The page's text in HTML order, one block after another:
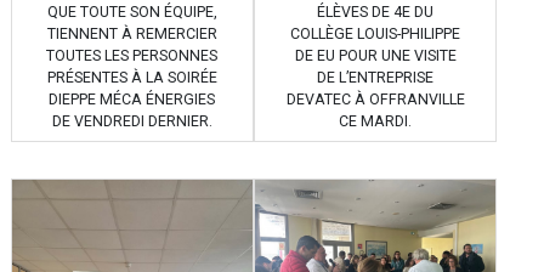
QUE TOUTE SON ÉQUIPE,
TIENNENT À REMERCIER
TOUTES LES PERSONNES
PRÉSENTES À LA SOIRÉE
DIEPPE MÉCA ÉNERGIES
DE VENDREDI DERNIER.
ÉLÈVES DE 4E DU
COLLÈGE LOUIS-PHILIPPE
DE EU POUR UNE VISITE
DE L’ENTREPRISE
DEVATEC À OFFRANVILLE
CE MARDI.